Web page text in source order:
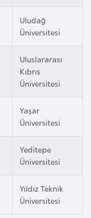
Uludağ
Üniversitesi
Uluslararası
Kıbrıs
Üniversitesi
Yaşar
Üniversitesi
Yeditepe
Üniversitesi
Yıldız Teknik
Üniversitesi